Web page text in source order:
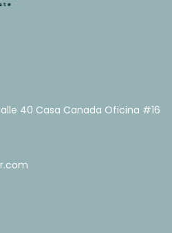
40 Casa Canada Oficina #16